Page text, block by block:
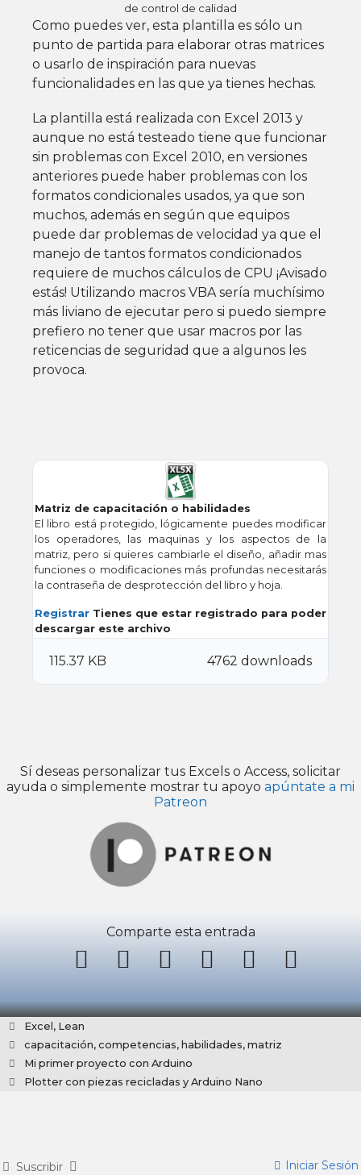
de control de calidad
Como puedes ver, esta plantilla es sólo un
punto de partida para elaborar otras matrices
o usarlo de inspiración para nuevas
funcionalidades en las que ya tienes hechas.
La plantilla está realizada con Excel 2013 y
aunque no está testeado tiene que funcionar
sin problemas con Excel 2010, en versiones
anteriores puede haber problemas con los
formatos condicionales usados, ya que son
muchos, además en según que equipos
puede dar problemas de velocidad ya que el
manejo de tantos formatos condicionados
requiere de muchos cálculos de CPU ¡Avisado
estás! Utilizando macros VBA sería muchísimo
más liviano de ejecutar pero si puedo siempre
prefiero no tener que usar macros por las
reticencias de seguridad que a algunos les
provoca.
Matriz de capacitación o habilidades
El libro está protegido, lógicamente puedes modificar
los operadores, las maquinas y los aspectos de la
matriz, pero si quieres cambiarle el diseño, añadir mas
funciones o modificaciones más profundas necesitarás
la contraseña de desprotección del libro y hoja.
RegistrarTienes que estar registrado para poder
descargar este archivo
4762 downloads
115.37 KB
Sí deseas personalizar tus Excels o Access, solicitar
ayuda o simplemente mostrar tu apoyo apúntate a mi
Patreon
Comparte esta entrada
Categorías
Excel , Lean
Etiquetas
capacitación, competencias, habilidades, matriz
Mi primer proyecto con Arduino
Plotter con piezas recicladas y Arduino Nano
Suscribir Iniciar Sesión